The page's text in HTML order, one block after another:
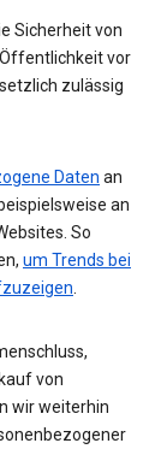
Sicherheit von
vor
zulässig
Daten an
an
So
um Trends bei
.
von
wir weiterhin